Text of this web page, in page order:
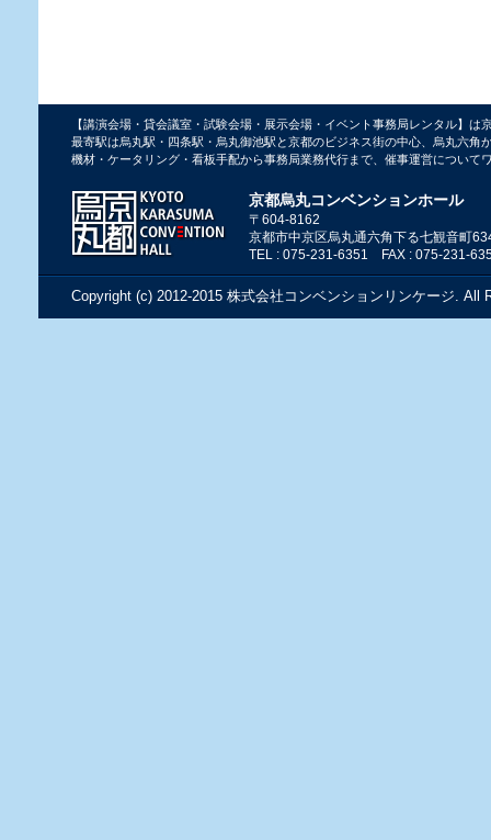
【講演会場・貸会議室・試験会場・展示会場・イベント事務局レンタル】
最寄駅は烏丸駅・四条駅・烏丸御池駅と京都のビジネス街の中心、烏丸六角
機材・ケータリング・看板手配から事務局業務代行まで、催事運営について
京都烏丸コンベンションホール
〒604-8162
京都市中京区烏丸通六角下る七観音町
TEL : 075-231-6351 FAX : 075-231-
Copyright (c) 2012-2015 株式会社コンベンションリンケージ. All